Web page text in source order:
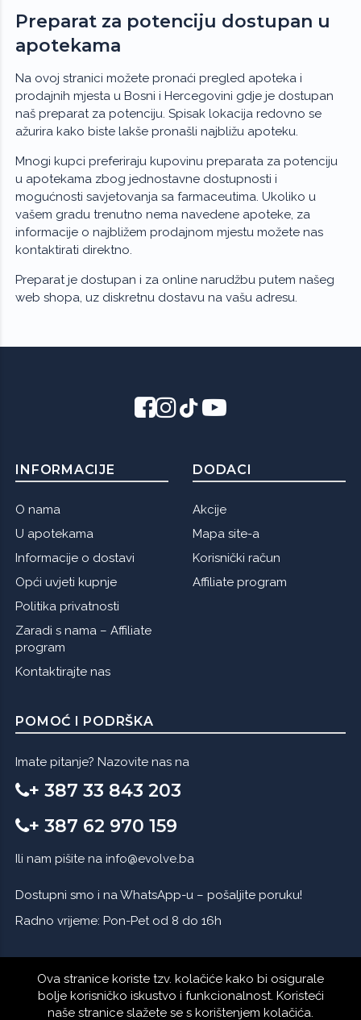
Preparat za potenciju dostupan u
apotekama
Na ovoj stranici možete pronaći pregled apoteka i
prodajnih mjesta u Bosni i Hercegovini gdje je dostupan
naš preparat za potenciju. Spisak lokacija redovno se
ažurira kako biste lakše pronašli najbližu apoteku.
Mnogi kupci preferiraju kupovinu preparata za potenciju
u apotekama zbog jednostavne dostupnosti i
mogućnosti savjetovanja sa farmaceutima. Ukoliko u
vašem gradu trenutno nema navedene apoteke, za
informacije o najbližem prodajnom mjestu možete nas
kontaktirati direktno.
Preparat je dostupan i za online narudžbu putem našeg
web shopa, uz diskretnu dostavu na vašu adresu.
INFORMACIJE
O nama
U apotekama
Informacije o dostavi
Opći uvjeti kupnje
Politika privatnosti
Zaradi s nama – Affiliate
program
Kontaktirajte nas
DODACI
Akcije
Mapa site-a
Korisnički račun
Affiliate program
POMOĆ I PODRŠKA
Imate pitanje? Nazovite nas na
+ 387 33 843 203
+ 387 62 970 159
Ili nam pišite nainfo@evolve.ba
Dostupni smo i na WhatsApp-u – pošaljite poruku!
Radno vrijeme: Pon-Pet od 8 do 16h
Ova stranice koriste tzv. kolačiće kako bi osigurale
bolje korisničko iskustvo i funkcionalnost. Koristeći
naše stranice slažete se s korištenjem kolačića.